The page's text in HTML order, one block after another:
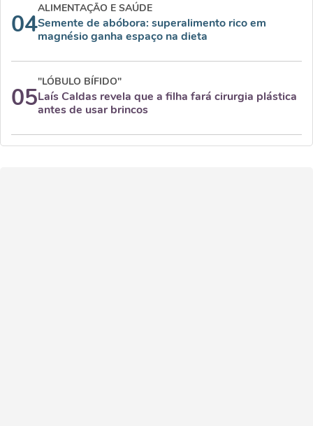
04
ALIMENTAÇÃO E SAÚDE
Semente de abóbora: superalimento rico em
magnésio ganha espaço na dieta
05
"LÓBULO BÍFIDO"
Laís Caldas revela que a filha fará cirurgia plástica
antes de usar brincos